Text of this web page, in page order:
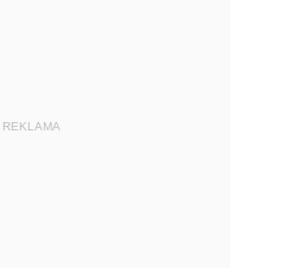
REKLAMA